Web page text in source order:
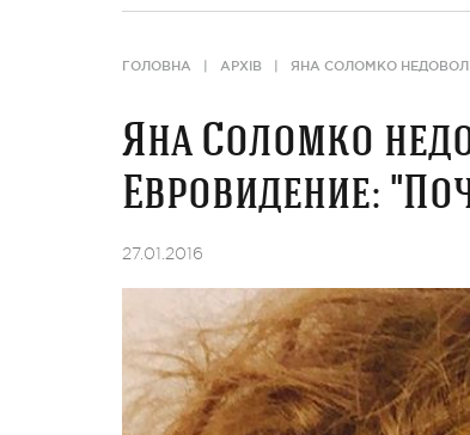
ГОЛОВНА АРХІВ ЯНА СОЛОМКО
Яна Соломко
Евровидение:
27.01.2016